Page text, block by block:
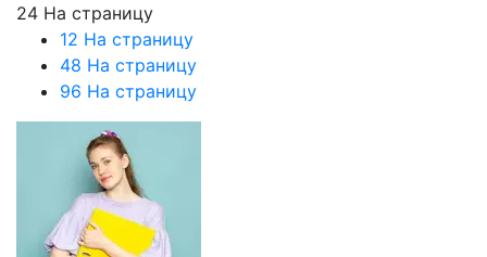
24 На страницу
12 На страницу
48 На страницу
96 На страницу